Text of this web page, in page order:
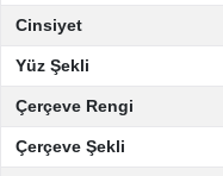
Cinsiyet
Yüz Şekli
Çerçeve Rengi
Çerçeve Şekli